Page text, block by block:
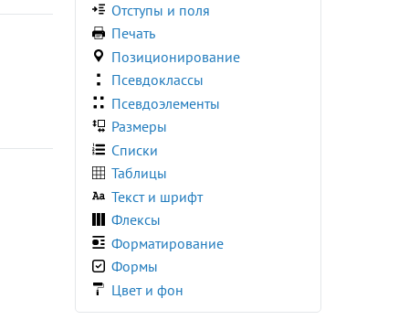
Отступы и поля
Печать
Позиционирование
Псевдоклассы
Псевдоэлементы
Размеры
Списки
Таблицы
Текст и шрифт
Флексы
Форматирование
Формы
Цвет и фон